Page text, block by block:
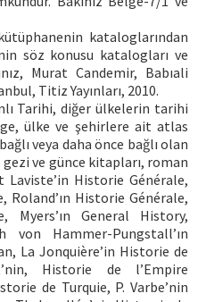
kataloglarından
söz konusu katalogları ve
Murat Candemir, Babıali
Titiz Yayınları, 2010.
Tarihi, diğer ülkelerin tarihi
ülke ve şehirlere ait atlas
veya daha önce bağlı olan
ve günce kitapları, roman
Laviste’in Historie Générale,
Roland’ın Historie Générale,
Myers’ın General History,
von Hammer-Pungstall’ın
La Jonquière’in Historie de
Historie de l’Empire
de Turquie, P. Varbe’nin